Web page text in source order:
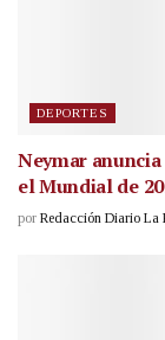
DEPORTES
Neymar
el Mundial de
por Redacción Diario La